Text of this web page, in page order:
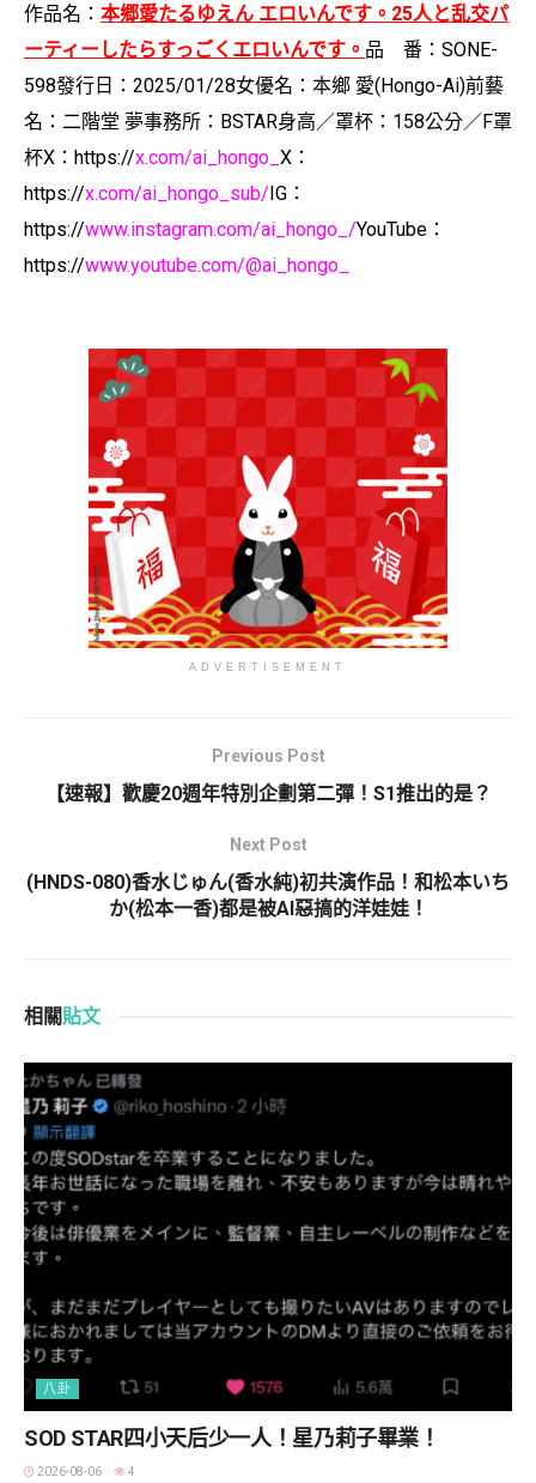
作品名： 本郷愛たるゆえん エロいんです。25人と乱交パ
ーティーしたらすっごくエロいんです。 品 番：SONE-
598發行日：2025/01/28女優名：本鄉 愛(Hongo-Ai)前藝
名：二階堂 夢事務所：BSTAR身高／罩杯：158公分／F罩
杯X： https://x.com/ai_hongo_ X：
https://x.com/ai_hongo_sub/IG：
https://www.instagram.com/ai_hongo_/YouTube：
https://www.youtube.com/@ai_hongo_
ADVERTISEMENT
Previous Post
【速報】歡慶20週年特別企劃第二彈！S1推出的是？
Next Post
(HNDS-080)香水じゅん(香水純)初共演作品！和松本いち
か(松本一香)都是被AI惡搞的洋娃娃！
相關貼文
八卦
SOD STAR四小天后少一人！星乃莉子畢業！
2026-08-06 4